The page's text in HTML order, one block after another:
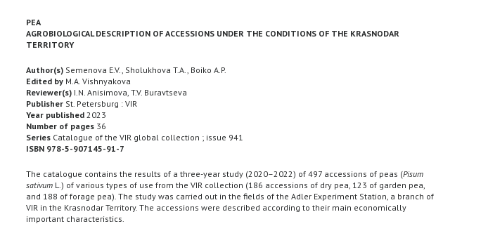
PEA
AGROBIOLOGICAL DESCRIPTION OF ACCESSIONS UNDER THE CONDITIONS OF THE KRASNODAR
TERRITORY
Author(s) Semenova E.V., Sholukhova T.A., Boiko A.P.
Edited by M.A. Vishnyakova
Reviewer(s) I.N. Anisimova, T.V. Buravtseva
Publisher St. Petersburg : VIR
Year published 2023
Number of pages 36
Series Catalogue of the VIR global collection ; issue 941
ISBN 978-5-907145-91-7
The catalogue contains the results of a three-year study (2020–2022) of 497 accessions of peas (Pisum
sativum L.) of various types of use from the VIR collection (186 accessions of dry pea, 123 of garden pea,
and 188 of forage pea). The study was carried out in the fields of the Adler Experiment Station, a branch of
VIR in the Krasnodar Territory. The accessions were described according to their main economically
important characteristics.